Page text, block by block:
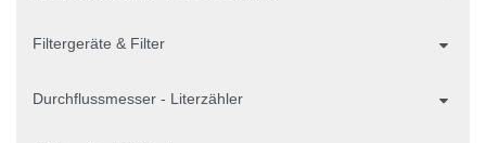
Filtergeräte & Filter
Durchflussmesser - Literzähler